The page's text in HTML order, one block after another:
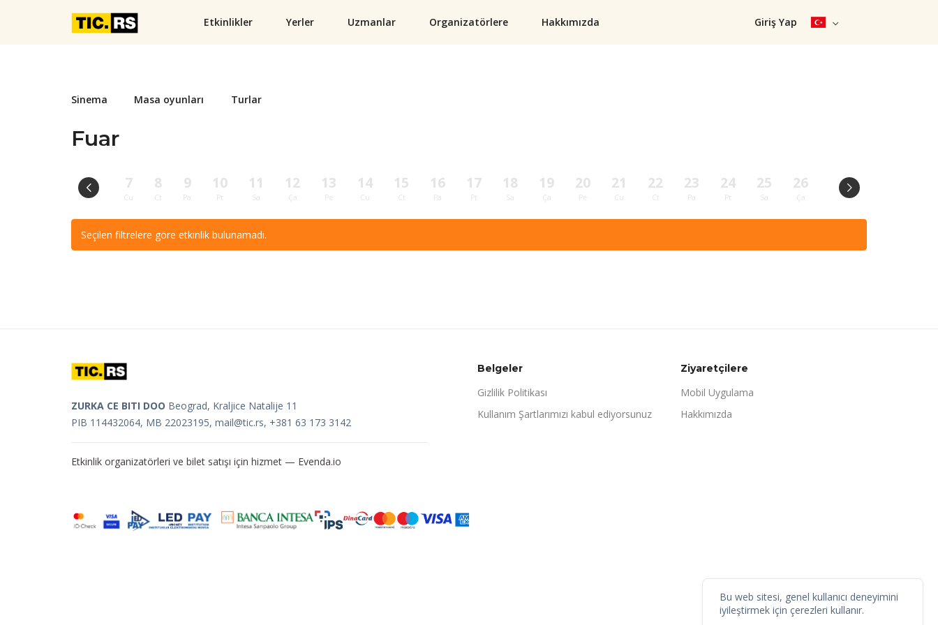
Etkinlikler Yerler Uzmanlar Organizatörlere Hakkımızda Giriş Yap
Sinema Masa oyunları Turlar
Fuar
7
Cu
8
Ct
9
Pa
10
Pt
11
Sa
12
Ça
13
Pe
14
Cu
15
Ct
16
Pa
17
Pt
18
Sa
19
Ça
20
Pe
21
Cu
22
Ct
23
Pa
24
Pt
25
Sa
26
Ça
27
Pe
Seçilen filtrelere göre etkinlik bulunamadı.
ZURKA CE BITI DOO Beograd, Kraljice Natalije 11
PIB 114432064, MB 22023195, mail@tic.rs, +381 63 173 3142
Etkinlik organizatörleri ve bilet satışı için hizmet — Evenda.io
Belgeler
Gizlilik Politikası
Kullanım Şartlarımızı kabul ediyorsunuz
Ziyaretçilere
Mobil Uygulama
Hakkımızda
Bu web sitesi, genel kullanıcı deneyimini
iyileştirmek için çerezleri kullanır.